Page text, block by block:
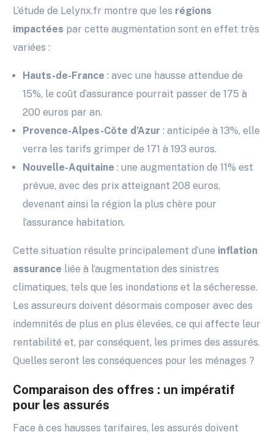
L’étude de Lelynx.fr montre que les régions
impactées par cette augmentation sont en effet très
variées :
Hauts-de-France : avec une hausse attendue de
15%, le coût d’assurance pourrait passer de 175 à
200 euros par an.
Provence-Alpes-Côte d’Azur : anticipée à 13%, elle
verra les tarifs grimper de 171 à 193 euros.
Nouvelle-Aquitaine : une augmentation de 11% est
prévue, avec des prix atteignant 208 euros,
devenant ainsi la région la plus chère pour
l’assurance habitation.
Cette situation résulte principalement d’une inflation
assurance liée à l’augmentation des sinistres
climatiques, tels que les inondations et la sécheresse.
Les assureurs doivent désormais composer avec des
indemnités de plus en plus élevées, ce qui affecte leur
rentabilité et, par conséquent, les primes des assurés.
Quelles seront les conséquences pour les ménages ?
Comparaison des offres : un impératif
pour les assurés
Face à ces hausses tarifaires, les assurés doivent